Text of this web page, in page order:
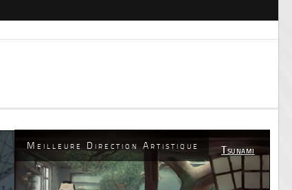
Tsunami
Meilleure Direction Artistique